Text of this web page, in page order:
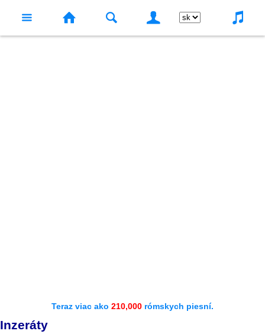
Teraz viac ako 210,000 rómskych piesní.
Inzeráty